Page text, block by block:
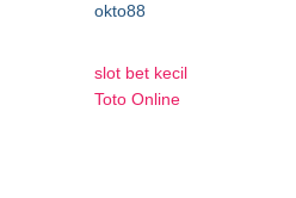
okto88
slot bet kecil
Toto Online